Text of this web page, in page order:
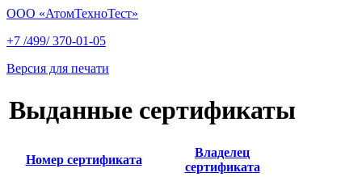
ООО «АтомТехноТест»
+7 /499/ 370-01-05
Версия для печати
Выданные сертификаты
Номер сертификата
Владелец
сертификата